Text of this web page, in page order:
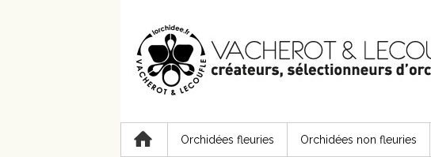
Orchidées fleuries Orchidées non fleuries